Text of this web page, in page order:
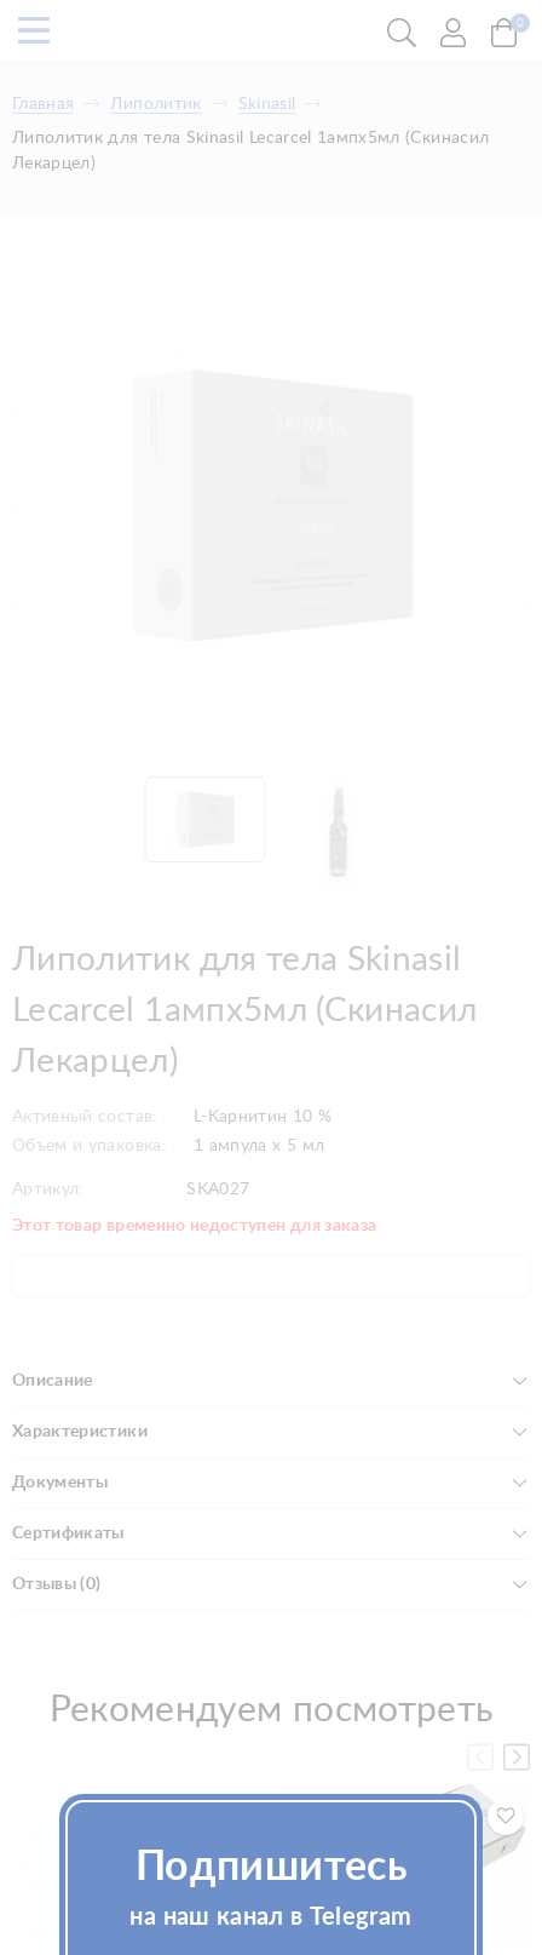
0
Главная Липолитик
Skinasil
Липолитик для тела Skinasil Lecarcel 1ампx5мл (Скинасил
Лекарцел)
Липолитик для тела Skinasil
Lecarcel 1ампx5мл (Скинасил
Лекарцел)
Активный состав:
L-Kарнитин 10 %
Объем и упаковка:
1 ампула x 5 мл
Артикул: SKA027
Этот товар временно недоступен для заказа
Описание
Характеристики
Документы
Сертификаты
Отзывы (0)
Рекомендуем посмотреть
Подпишитесь
на наш канал в Telegram